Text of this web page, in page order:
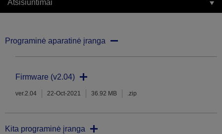
Atsisiuntimai
Programinė aparatinė įranga
Firmware (v2.04)
ver.2.04 22-Oct-2021 36.92 MB .zip
Kita programinė įranga